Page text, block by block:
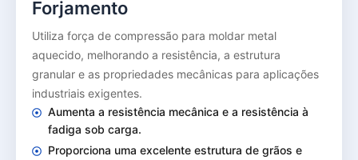
Forjamento
Utiliza força de compressão para moldar metal
aquecido, melhorando a resistência, a estrutura
granular e as propriedades mecânicas para aplicações
industriais exigentes.
Aumenta a resistência mecânica e a resistência à
fadiga sob carga.
Proporciona uma excelente estrutura de grãos e